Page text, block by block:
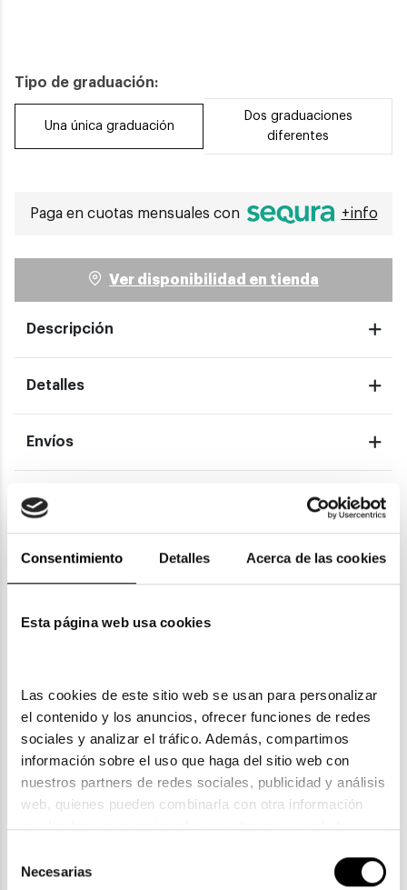
Consentimiento Detalles Acerca de las cookies
Esta página web usa cookies
Las cookies de este sitio web se usan para personalizar
el contenido y los anuncios, ofrecer funciones de redes
sociales y analizar el tráfico. Además, compartimos
información sobre el uso que haga del sitio web con
nuestros partners de redes sociales, publicidad y análisis
web, quienes pueden combinarla con otra información
que les haya proporcionado o que hayan recopilado a
la política de privacidad en el siguiente
. Consulta
Necesarias
Tipo de graduación:
Una única graduación
Dos graduaciones
diferentes
Paga en cuotas mensuales con +info
Ver disponibilidad en tienda
Descripción
Detalles
Envíos
Devoluciones
Garantías